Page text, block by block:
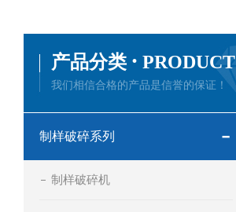
产品分类 · PRODUCT
我们相信合格的产品是信誉的保证！
制样破碎系列
制样破碎机